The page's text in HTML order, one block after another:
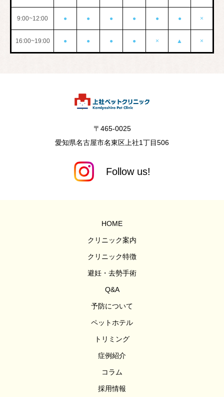
9:00~12:00 ● ● ● ● ● ● ×
16:00~19:00 ● ● ● ● × ▲ ×
〒465-0025
愛知県名古屋市名東区上社1丁目506
HOME
クリニック案内
クリニック特徴
避妊・去勢手術
Q&A
予防について
ペットホテル
トリミング
症例紹介
コラム
採用情報